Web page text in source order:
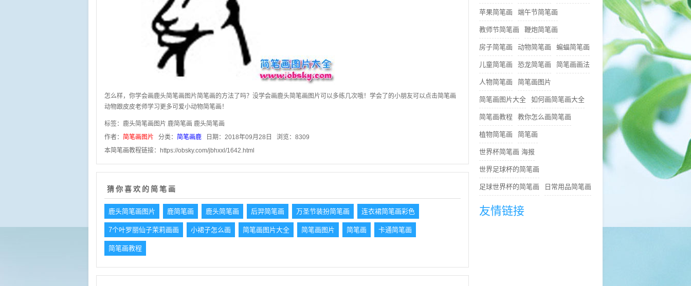
怎么样，你学会画鹿头简笔画图片简笔画的方法了吗？没学会画鹿头简笔画图片可以多练几次哦！学会了的小朋友可以点击简笔画
动物跟皮皮老师学习更多可爱小动物简笔画！
标签： 鹿头简笔画图片 鹿简笔画 鹿头简笔画
作者： 简笔画图片 分类： 简笔画鹿 日期：2018年09月28日 浏览：8309
本简笔画教程链接：
https://obsky.com/jbhxxl/1642.html
猜你喜欢的简笔画
鹿头简笔画图片 鹿简笔画 鹿头简笔画 后羿简笔画 万圣节装扮简笔画 连衣裙简笔画彩色
7个叶罗丽仙子茉莉画画 小裙子怎么画 简笔画图片大全 简笔画图片 简笔画 卡通简笔画
简笔画教程
苹果简笔画 端午节简笔画
教师节简笔画 鞭炮简笔画
房子简笔画 动物简笔画 蝙蝠简笔画
儿童简笔画 恐龙简笔画 简笔画画法
人物简笔画 简笔画图片
简笔画图片大全 如何画简笔画大全
简笔画教程 教你怎么画简笔画
植物简笔画 简笔画
世界杯简笔画 海报
世界足球杯的简笔画
足球世界杯的简笔画 日常用品简笔画
友情链接